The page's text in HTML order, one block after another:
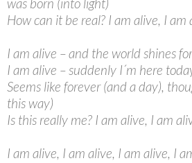
How can it be real? I am alive, I am
I am alive – and the world shines
I am alive – suddenly I´m here
Seems like forever (and a day),
this way)
Is this really me? I am alive, I am
I am alive, I am alive, I am alive, I